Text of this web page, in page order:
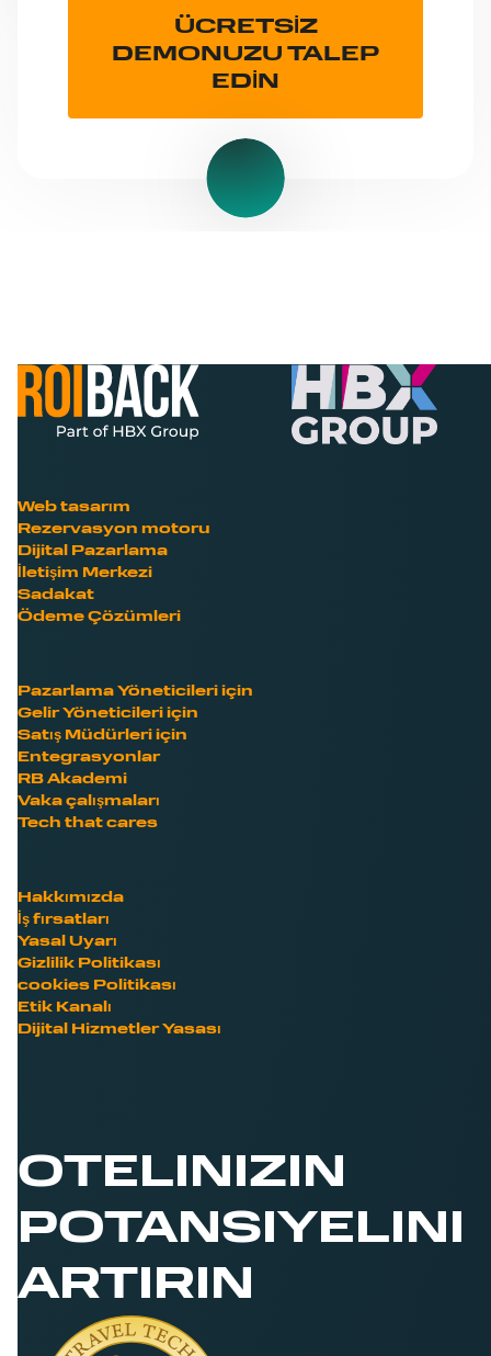
ÜCRETSİZ
DEMONUZU TALEP
EDİN
Web tasarım
Rezervasyon motoru
Dijital Pazarlama
İletişim Merkezi
Sadakat
Ödeme Çözümleri
Pazarlama Yöneticileri için
Gelir Yöneticileri için
Satış Müdürleri için
Entegrasyonlar
RB Akademi
Vaka çalışmaları
Tech that cares
Hakkımızda
İş fırsatları
Yasal Uyarı
Gizlilik Politikası
cookies Politikası
Etik Kanalı
Dijital Hizmetler Yasası
OTELINIZIN
POTANSIYELINI
ARTIRIN